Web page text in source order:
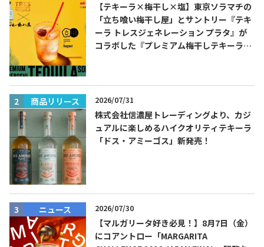
【テキーラ×梅干し×塩】東京ソラマチの
「立ち喰い梅干し屋」とサントリー『テキ
ーラ トレスジェネレーション プラタ』が
コラボした『プレミアム梅干しテキーラソ
商品リリース 2026/07/31
株式会社信濃屋トレーディングより、カジ
ュアルに楽しめるハイクオリティテキーラ
「ドス・アミーゴス」新発売！
ニュース 2026/07/30
【マルガリータ好き必見！】8月7日（金）
にコアントロー「MARGARITA